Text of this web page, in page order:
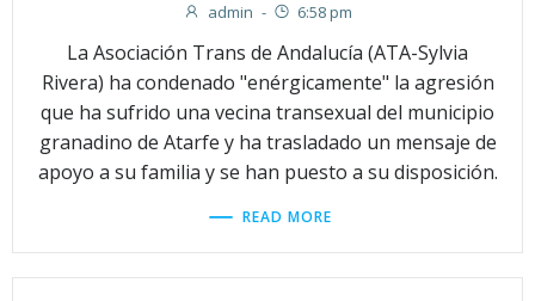
admin - 6:58 pm
La Asociación Trans de Andalucía (ATA-Sylvia
Rivera) ha condenado "enérgicamente" la agresión
que ha sufrido una vecina transexual del municipio
granadino de Atarfe y ha trasladado un mensaje de
apoyo a su familia y se han puesto a su disposición.
READ MORE